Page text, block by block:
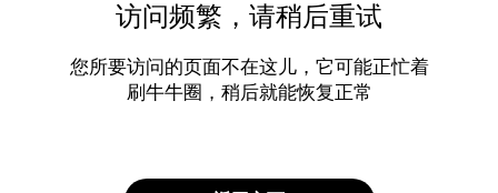
访问频繁，请稍后重试
您所要访问的页面不在这儿，它可能正忙着
刷牛牛圈，稍后就能恢复正常